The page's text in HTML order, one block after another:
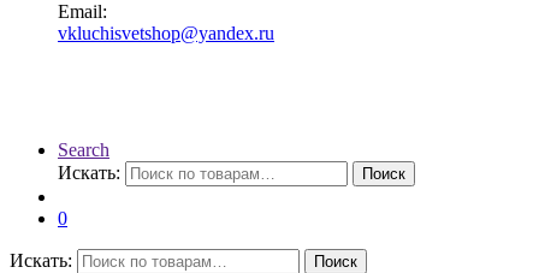
Email:
vkluchisvetshop@yandex.ru
Search
Искать:
Поиск
0
Искать: Поиск